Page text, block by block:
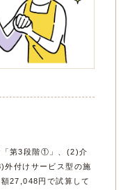
第3段階①」、(2)介
付けサービス型の施
27,048円で試算して